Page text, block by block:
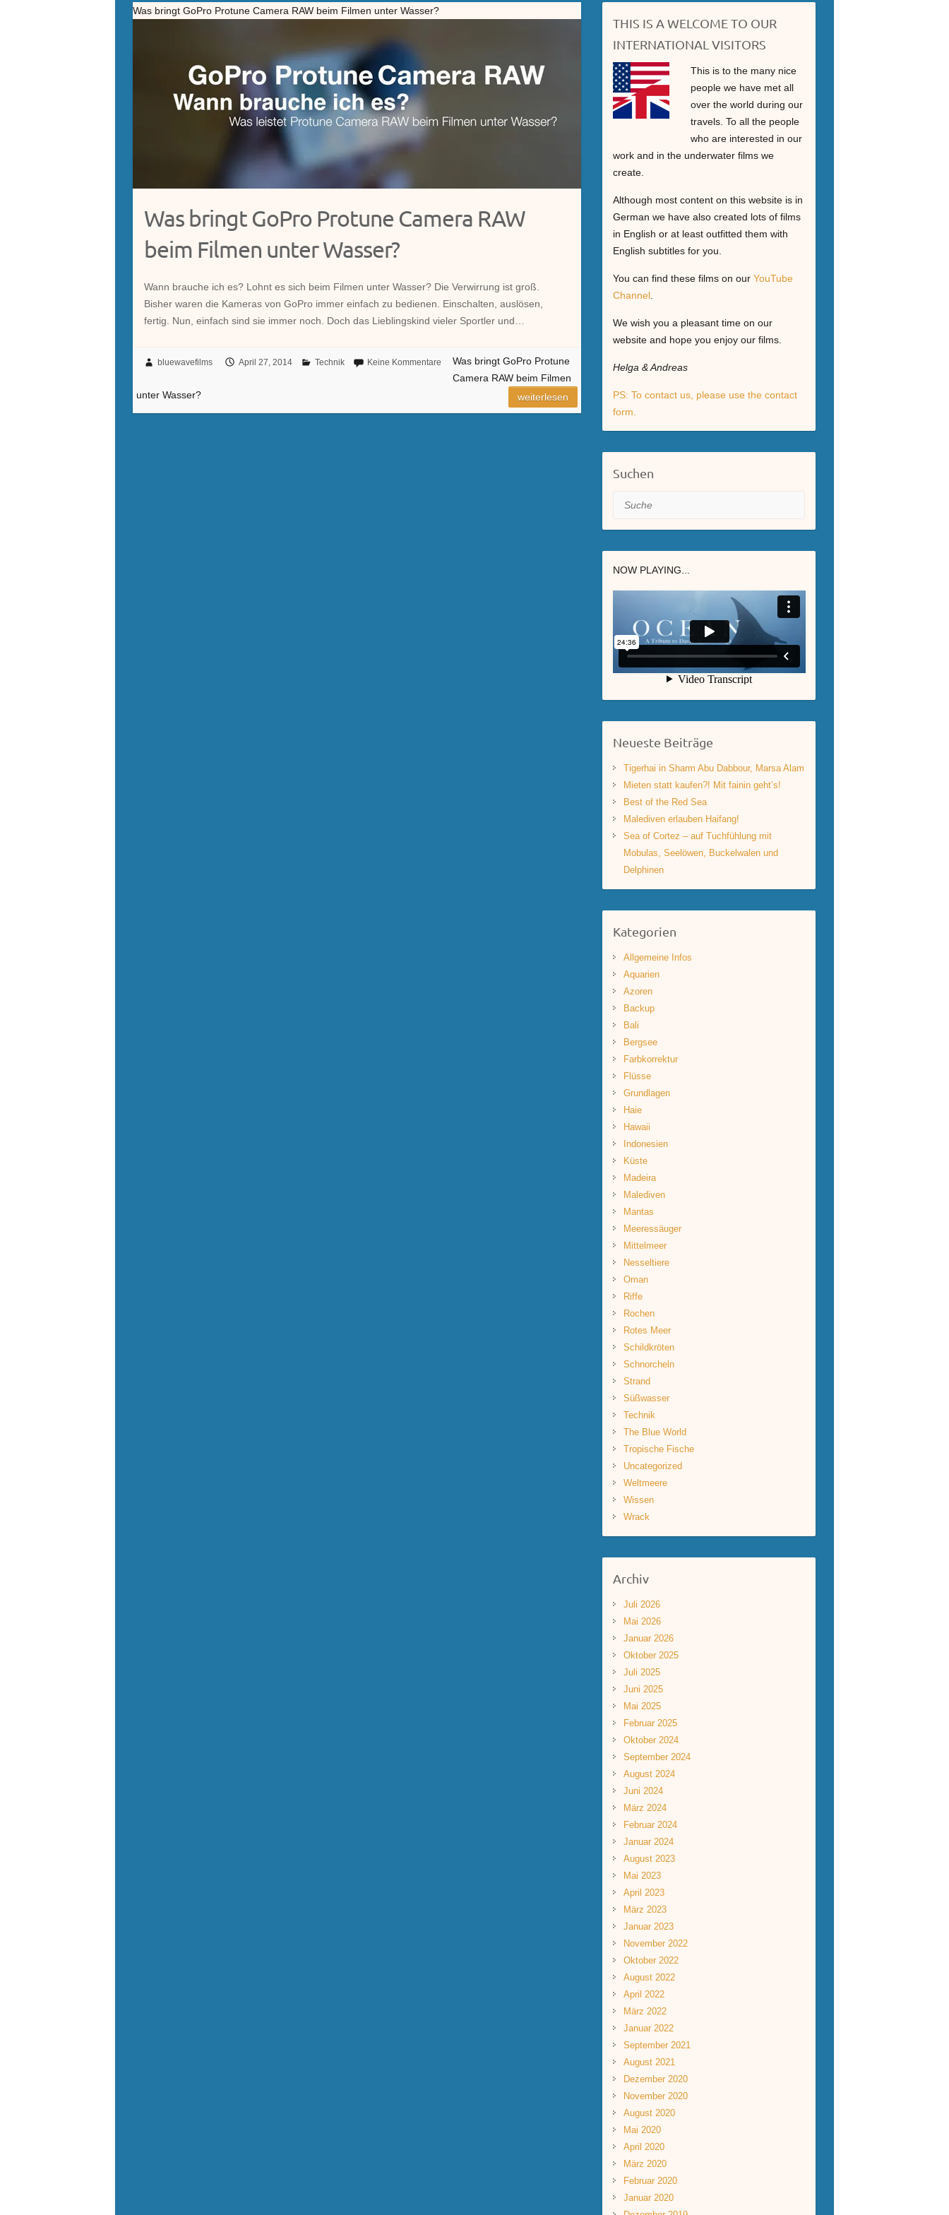
Was bringt GoPro Protune Camera RAW beim Filmen unter Wasser?
Was bringt GoPro Protune Camera RAW
beim Filmen unter Wasser?
Wann brauche ich es? Lohnt es sich beim Filmen unter Wasser? Die Verwirrung ist groß.
Bisher waren die Kameras von GoPro immer einfach zu bedienen. Einschalten, auslösen,
fertig. Nun, einfach sind sie immer noch. Doch das Lieblingskind vieler Sportler und…
bluewavefilms April 27, 2014 Technik Keine Kommentare
Was bringt GoPro Protune
Camera RAW beim Filmen
unter Wasser?
weiterlesen
THIS IS A WELCOME TO OUR
INTERNATIONAL VISITORS
This is to the many nice
people we have met all
over the world during our
travels. To all the people
who are interested in our
work and in the underwater films we
create.
Although most content on this website is in
German we have also created lots of films
in English or at least outfitted them with
English subtitles for you.
You can find these films on our YouTube
Channel.
We wish you a pleasant time on our
website and hope you enjoy our films.
Helga & Andreas
PS: To contact us, please use the contact
form.
Suchen
Suche
NOW PLAYING...
Neueste Beiträge
Tigerhai in Sharm Abu Dabbour, Marsa Alam
Mieten statt kaufen?! Mit fainin geht’s!
Best of the Red Sea
Malediven erlauben Haifang!
Sea of Cortez – auf Tuchfühlung mit
Mobulas, Seelöwen, Buckelwalen und
Delphinen
Kategorien
Allgemeine Infos
Aquarien
Azoren
Backup
Bali
Bergsee
Farbkorrektur
Flüsse
Grundlagen
Haie
Hawaii
Indonesien
Küste
Madeira
Malediven
Mantas
Meeressäuger
Mittelmeer
Nesseltiere
Oman
Riffe
Rochen
Rotes Meer
Schildkröten
Schnorcheln
Strand
Süßwasser
Technik
The Blue World
Tropische Fische
Uncategorized
Weltmeere
Wissen
Wrack
Archiv
Juli 2026
Mai 2026
Januar 2026
Oktober 2025
Juli 2025
Juni 2025
Mai 2025
Februar 2025
Oktober 2024
September 2024
August 2024
Juni 2024
März 2024
Februar 2024
Januar 2024
August 2023
Mai 2023
April 2023
März 2023
Januar 2023
November 2022
Oktober 2022
August 2022
April 2022
März 2022
Januar 2022
September 2021
August 2021
Dezember 2020
November 2020
August 2020
Mai 2020
April 2020
März 2020
Februar 2020
Januar 2020